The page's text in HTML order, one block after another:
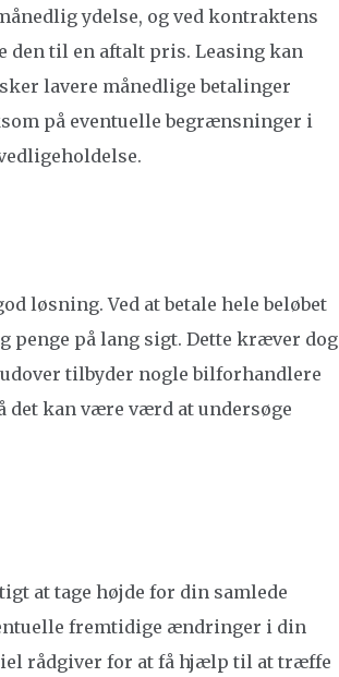
ydelse, og ved kontraktens
den til en aftalt pris. Leasing kan
lavere månedlige betalinger
på eventuelle begrænsninger i
løsning. Ved at betale hele beløbet
penge på lang sigt. Dette kræver dog
tilbyder nogle bilforhandlere
kan være værd at undersøge
at tage højde for din samlede
fremtidige ændringer i din
rådgiver for at få hjælp til at træffe